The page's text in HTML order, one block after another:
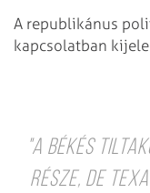
A republikánus
kapcsolatban
"a békés
része, de